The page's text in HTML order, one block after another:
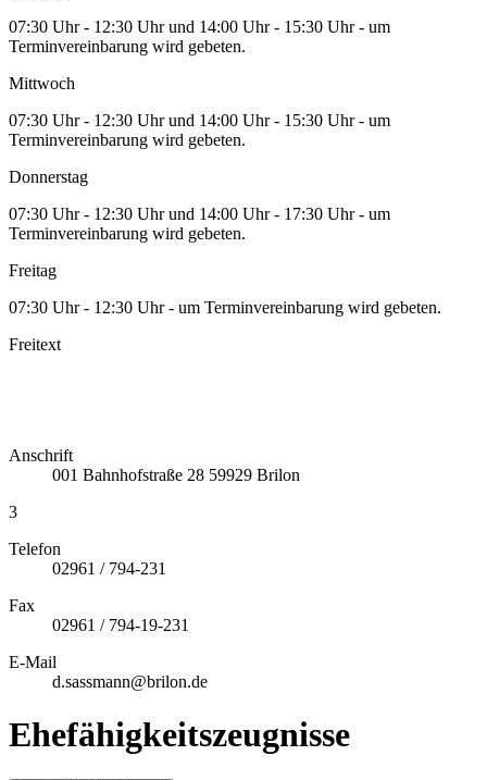
07:30 Uhr - 12:30 Uhr und 14:00 Uhr - 15:30 Uhr - um
Terminvereinbarung wird gebeten.
Mittwoch
07:30 Uhr - 12:30 Uhr und 14:00 Uhr - 15:30 Uhr - um
Terminvereinbarung wird gebeten.
Donnerstag
07:30 Uhr - 12:30 Uhr und 14:00 Uhr - 17:30 Uhr - um
Terminvereinbarung wird gebeten.
Freitag
07:30 Uhr - 12:30 Uhr - um Terminvereinbarung wird gebeten.
Freitext
Anschrift
001 Bahnhofstraße 28 59929 Brilon
3
Telefon
02961 / 794-231
Fax
02961 / 794-19-231
E-Mail
d.sassmann@brilon.de
Ehefähigkeitszeugnisse